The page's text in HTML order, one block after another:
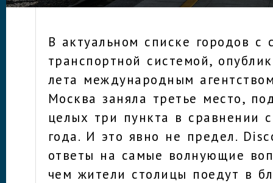
В актуальном списке городов с
транспортной системой,
лета международным
Москва заняла третье место,
целых три пункта в сравнении
года. И это явно не предел.
ответы на самые волнующие
чем жители столицы поедут в